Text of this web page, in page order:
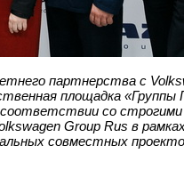
партнерства с
площадка «Группы
соответствии со
Group Rus в
совместных